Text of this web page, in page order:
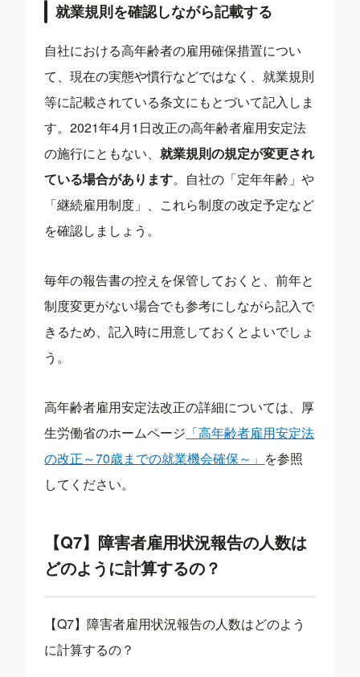
就業規則を確認しながら記載する
自社における高年齢者の雇用確保措置につい
て、現在の実態や慣行などではなく、就業規則
等に記載されている条文にもとづいて記入しま
す。2021年4月1日改正の高年齢者雇用安定法
の施行にともない、就業規則の規定が変更され
ている場合があります。自社の「定年年齢」や
「継続雇用制度」、これら制度の改定予定など
を確認しましょう。
毎年の報告書の控えを保管しておくと、前年と
制度変更がない場合でも参考にしながら記入で
きるため、記入時に用意しておくとよいでしょ
う。
高年齢者雇用安定法改正の詳細については、厚
生労働省のホームページ 「高年齢者雇用安定法
の改正～70歳までの就業機会確保～」 を参照
してください。
【Q7】障害者雇用状況報告の人数は
どのように計算するの？
【Q7】障害者雇用状況報告の人数はどのよう
に計算するの？